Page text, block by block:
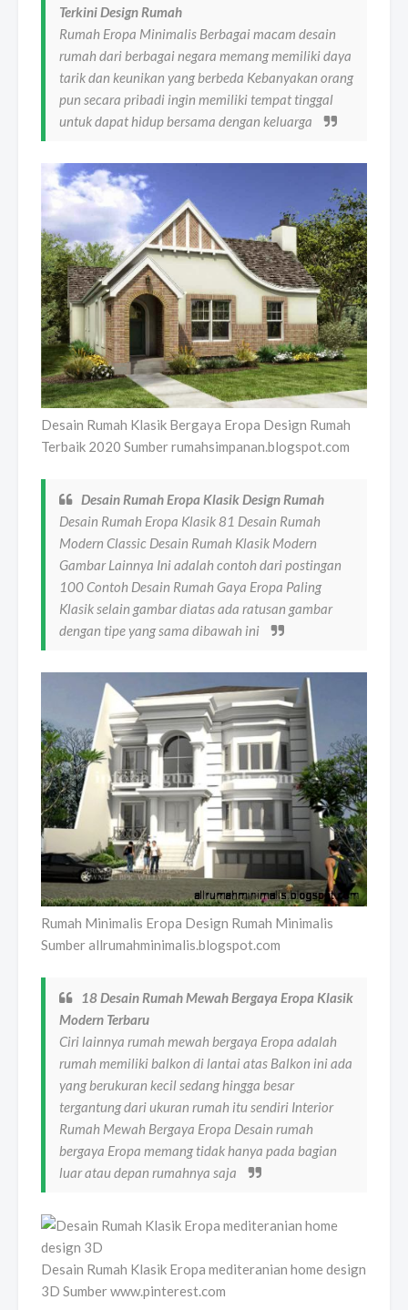
Terkini Design Rumah
Rumah Eropa Minimalis Berbagai macam desain
rumah dari berbagai negara memang memiliki daya
tarik dan keunikan yang berbeda Kebanyakan orang
pun secara pribadi ingin memiliki tempat tinggal
untuk dapat hidup bersama dengan keluarga
Desain Rumah Klasik Bergaya Eropa Design Rumah
Terbaik 2020 Sumber rumahsimpanan.blogspot.com
Desain Rumah Eropa Klasik Design Rumah
Desain Rumah Eropa Klasik 81 Desain Rumah
Modern Classic Desain Rumah Klasik Modern
Gambar Lainnya Ini adalah contoh dari postingan
100 Contoh Desain Rumah Gaya Eropa Paling
Klasik selain gambar diatas ada ratusan gambar
dengan tipe yang sama dibawah ini
Rumah Minimalis Eropa Design Rumah Minimalis
Sumber allrumahminimalis.blogspot.com
18 Desain Rumah Mewah Bergaya Eropa Klasik
Modern Terbaru
Ciri lainnya rumah mewah bergaya Eropa adalah
rumah memiliki balkon di lantai atas Balkon ini ada
yang berukuran kecil sedang hingga besar
tergantung dari ukuran rumah itu sendiri Interior
Rumah Mewah Bergaya Eropa Desain rumah
bergaya Eropa memang tidak hanya pada bagian
luar atau depan rumahnya saja
Desain Rumah Klasik Eropa mediteranian home design
3D Sumber www.pinterest.com